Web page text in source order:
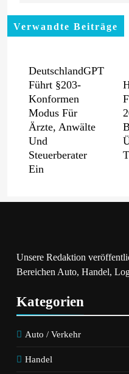
Verwandte Beiträge
DeutschlandGPT
Führt §203-
Konformen
Modus Für
Ärzte, Anwälte
Und
Steuerberater
Ein
Partnerschaft
Mit Synergie
Unsere Redaktion
Bereichen Auto, Handel,
Kategorien
Auto / Verkehr
Handel